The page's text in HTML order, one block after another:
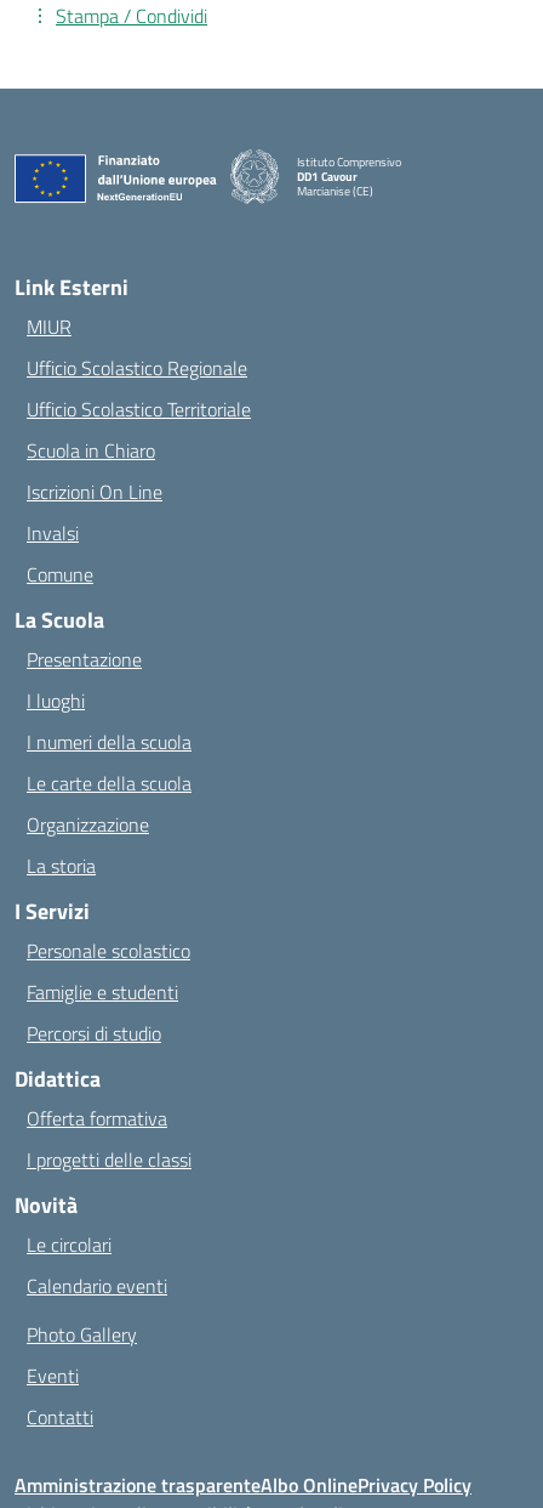
Stampa / Condividi
Istituto Comprensivo
DD1 Cavour
Marcianise (CE)
Link Esterni
MIUR
Ufficio Scolastico Regionale
Ufficio Scolastico Territoriale
Scuola in Chiaro
Iscrizioni On Line
Invalsi
Comune
La Scuola
Presentazione
I luoghi
I numeri della scuola
Le carte della scuola
Organizzazione
La storia
I Servizi
Personale scolastico
Famiglie e studenti
Percorsi di studio
Didattica
Offerta formativa
I progetti delle classi
Novità
Le circolari
Calendario eventi
Photo Gallery
Eventi
Contatti
Amministrazione trasparenteAlbo OnlinePrivacy Policy